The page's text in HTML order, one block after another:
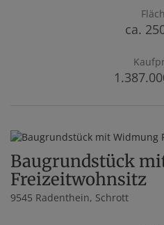
ca.
Baugrundstück
Freizeitwohnsitz
9545 Radenthein, Schrott